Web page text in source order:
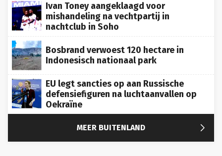
Ivan Toney aangeklaagd voor
mishandeling na vechtpartij in
nachtclub in Soho
Bosbrand verwoest 120 hectare in
Indonesisch nationaal park
EU legt sancties op aan Russische
defensiefiguren na luchtaanvallen op
Oekraïne
MEER BUITENLAND 